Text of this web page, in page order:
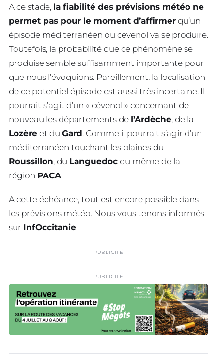
A ce stade, la fiabilité des prévisions météo ne
permet pas pour le moment d’affirmer qu’un
épisode méditerranéen ou cévenol va se produire.
Toutefois, la probabilité que ce phénomène se
produise semble suffisamment importante pour
que nous l’évoquions. Pareillement, la localisation
de ce potentiel épisode est aussi très incertaine. Il
pourrait s’agit d’un « cévenol » concernant de
nouveau les départements de l’Ardèche, de la
Lozère et du Gard. Comme il pourrait s’agir d’un
méditerranéen touchant les plaines du
Roussillon, du Languedoc ou même de la
région PACA.
A cette échéance, tout est encore possible dans
les prévisions météo. Nous vous tenons informés
sur InfOccitanie.
PUBLICITÉ
PUBLICITÉ